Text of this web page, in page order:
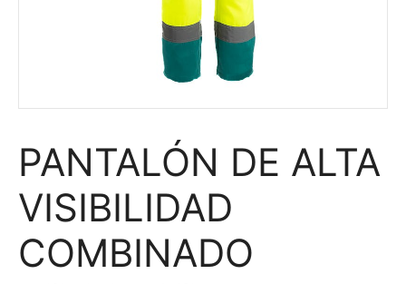
PANTALÓN DE ALTA
VISIBILIDAD
COMBINADO